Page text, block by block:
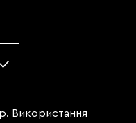
Використання